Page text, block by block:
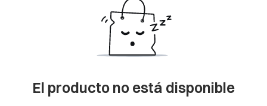
El producto no está disponible